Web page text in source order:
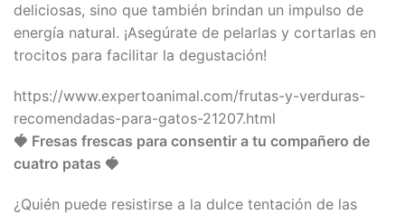
deliciosas, sino que también brindan un impulso de
energía natural. ¡Asegúrate de pelarlas y cortarlas en
trocitos para facilitar la degustación!
https://www.expertoanimal.com/frutas-y-verduras-
recomendadas-para-gatos-21207.html
🍓 Fresas frescas para consentir a tu compañero de
cuatro patas 🍓
¿Quién puede resistirse a la dulce tentación de las